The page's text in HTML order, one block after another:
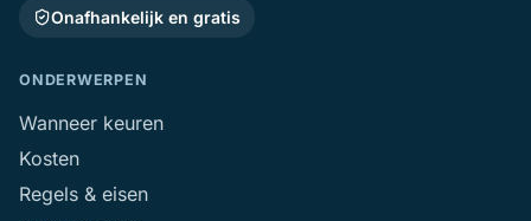
Onafhankelijk en gratis
ONDERWERPEN
Wanneer keuren
Kosten
Regels & eisen